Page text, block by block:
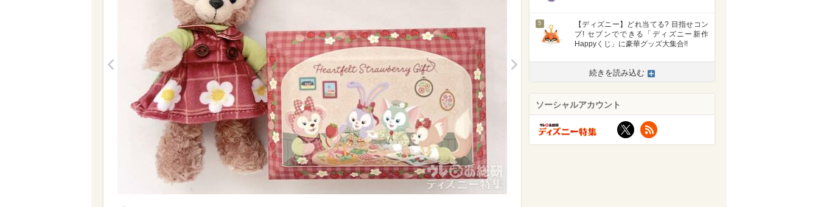
>
5
【ディズニー】どれ当てる? 目指せコン
プ! セブンでできる「ディズニー新作
Happyくじ」に豪華グッズ大集合!!
続きを読み込む
ソーシャルアカウント
X